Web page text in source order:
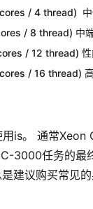
/ 4 thread)
/ 8 thread) 中
/ 12 thread) 性
/ 16 thread)
is。 通常Xeon
3000任务的最
建议购买常见